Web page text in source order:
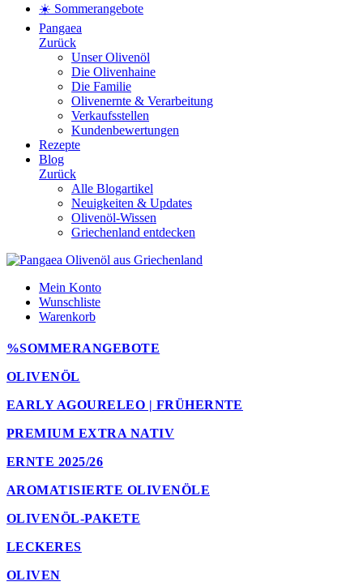
☀️ Sommerangebote
Pangaea
Zurück
Unser Olivenöl
Die Olivenhaine
Die Familie
Olivenernte & Verarbeitung
Verkaufsstellen
Kundenbewertungen
Rezepte
Blog
Zurück
Alle Blogartikel
Neuigkeiten & Updates
Olivenöl-Wissen
Griechenland entdecken
Mein Konto
Wunschliste
Warenkorb
%SOMMERANGEBOTE
OLIVENÖL
EARLY AGOURELEO | FRÜHERNTE
PREMIUM EXTRA NATIV
ERNTE 2025/26
AROMATISIERTE OLIVENÖLE
OLIVENÖL-PAKETE
LECKERES
OLIVEN